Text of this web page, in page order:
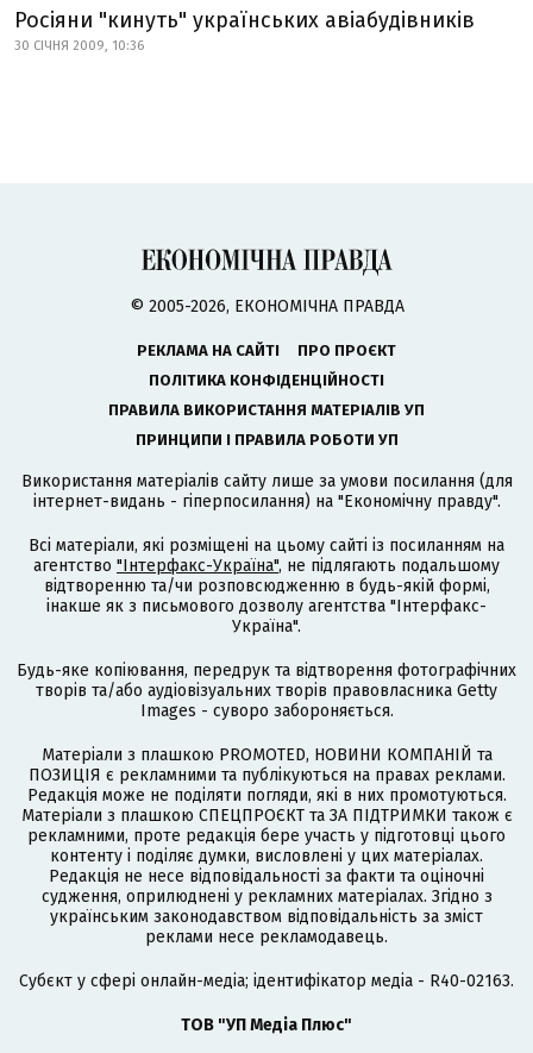
Росіяни "кинуть" українських авіабудівників
30 СІЧНЯ 2009, 10:36
© 2005-2026, ЕКОНОМІЧНА ПРАВДА
РЕКЛАМА НА САЙТІ
ПРО ПРОЄКТ
ПОЛІТИКА КОНФІДЕНЦІЙНОСТІ
ПРАВИЛА ВИКОРИСТАННЯ МАТЕРІАЛІВ УП
ПРИНЦИПИ І ПРАВИЛА РОБОТИ УП
Використання матеріалів сайту лише за умови посилання (для
інтернет-видань - гіперпосилання) на "Економічну правду".
Всі матеріали, які розміщені на цьому сайті із посиланням на
агентство "Інтерфакс-Україна", не підлягають подальшому
відтворенню та/чи розповсюдженню в будь-якій формі,
інакше як з письмового дозволу агентства "Інтерфакс-
Україна".
Будь-яке копіювання, передрук та відтворення фотографічних
творів та/або аудіовізуальних творів правовласника Getty
Images - суворо забороняється.
Матеріали з плашкою PROMOTED, НОВИНИ КОМПАНІЙ та
ПОЗИЦІЯ є рекламними та публікуються на правах реклами.
Редакція може не поділяти погляди, які в них промотуються.
Матеріали з плашкою СПЕЦПРОЄКТ та ЗА ПІДТРИМКИ також є
рекламними, проте редакція бере участь у підготовці цього
контенту і поділяє думки, висловлені у цих матеріалах.
Редакція не несе відповідальності за факти та оціночні
судження, оприлюднені у рекламних матеріалах. Згідно з
українським законодавством відповідальність за зміст
реклами несе рекламодавець.
Cубєкт у сфері онлайн-медіа; ідентифікатор медіа - R40-02163.
ТОВ "УП Медіа Плюс"